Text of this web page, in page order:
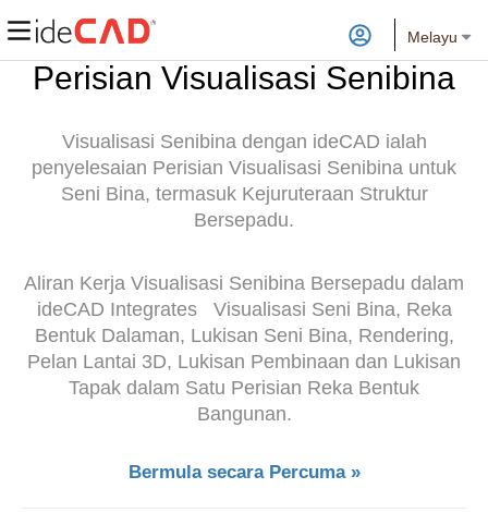
Melayu
Perisian Visualisasi Senibina
Visualisasi Senibina dengan ideCAD ialah
penyelesaian Perisian Visualisasi Senibina untuk
Seni Bina, termasuk Kejuruteraan Struktur
Bersepadu.
Aliran Kerja Visualisasi Senibina Bersepadu dalam
ideCAD Integrates
Visualisasi Seni Bina, Reka
Bentuk Dalaman, Lukisan Seni Bina, Rendering,
Pelan Lantai 3D, Lukisan Pembinaan dan Lukisan
Tapak dalam Satu Perisian Reka Bentuk
Bangunan.
Bermula secara Percuma »